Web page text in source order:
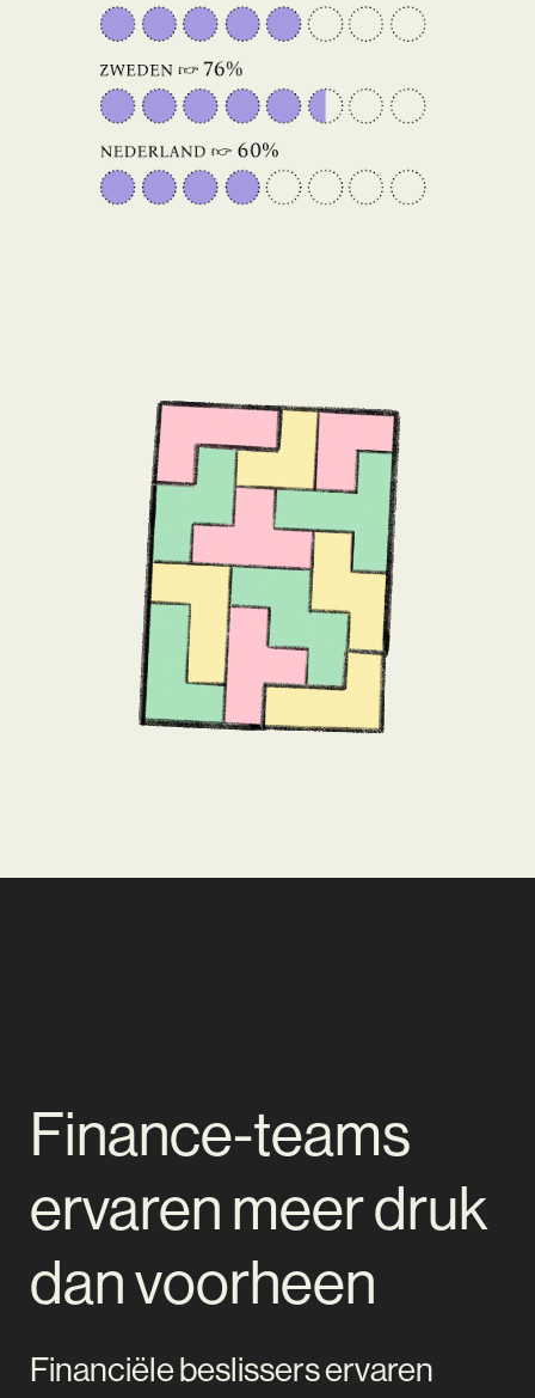
Finance-teams
ervaren meer druk
dan voorheen
Financiële beslissers ervaren